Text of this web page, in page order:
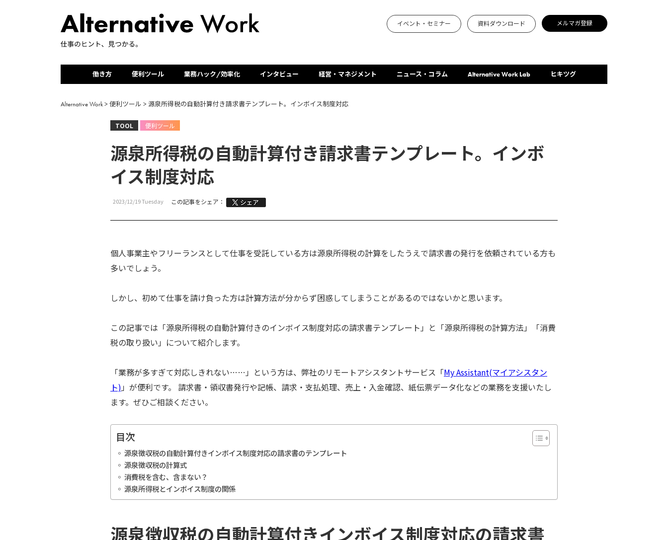
イベント・セミナー 資料ダウンロード メルマガ登録
働き方 便利ツール 業務ハック/効率化 インタビュー 経営・マネジメント ニュース・コラム Alternative Work Lab ヒキツグ
Alternative Work> 便利ツール > 源泉所得税の自動計算付き請求書テンプレート。インボイス制度対応
TOOL 便利ツール
源泉所得税の自動計算付き請求書テンプレート。インボ
イス制度対応
2023/12/19 Tuesday この記事をシェア：
個人事業主やフリーランスとして仕事を受託している方は源泉所得税の計算をしたうえで請求書の発行を依頼されている方も
多いでしょう。
しかし、初めて仕事を請け負った方は計算方法が分からず困惑してしまうことがあるのではないかと思います。
この記事では「源泉所得税の自動計算付きのインボイス制度対応の請求書テンプレート」と「源泉所得税の計算方法」「消費
税の取り扱い」について紹介します。
「業務が多すぎて対応しきれない……」という方は、弊社のリモートアシスタントサービス「My Assistant(マイアシスタン
ト) 」が便利です。 請求書・領収書発行や記帳、請求・支払処理、売上・入金確認、紙伝票データ化などの業務を支援いたし
ます。ぜひご相談ください。
目次
源泉徴収税の自動計算付きインボイス制度対応の請求書のテンプレート
源泉徴収税の計算式
消費税を含む、含まない？
源泉所得税とインボイス制度の関係
源泉徴収税の自動計算付きインボイス制度対応の請求書